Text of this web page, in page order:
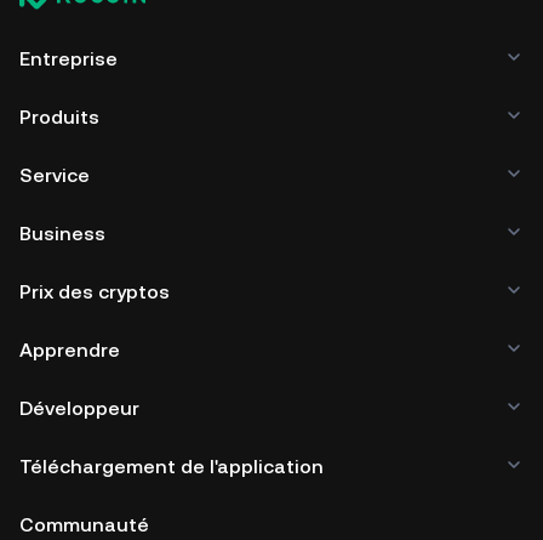
Entreprise
Produits
Service
Business
Prix des cryptos
Apprendre
Développeur
Téléchargement de l'application
Communauté